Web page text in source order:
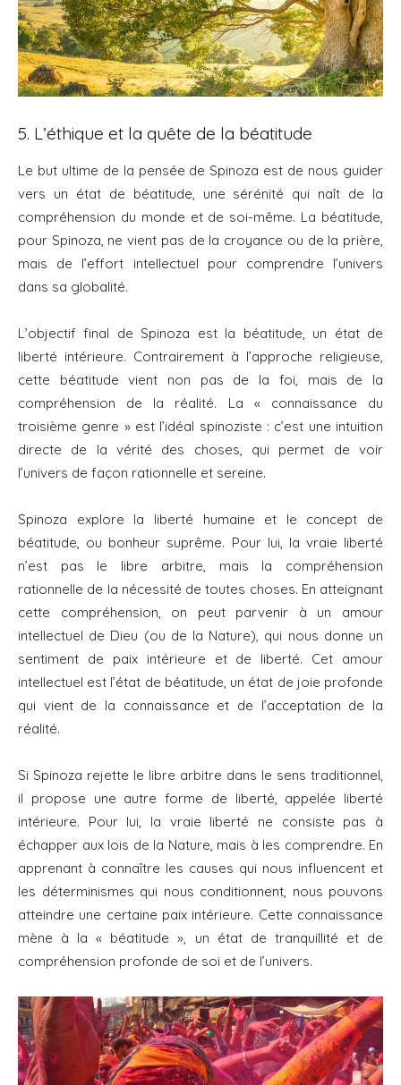
5. L’éthique et la quête de la béatitude
Le but ultime de la pensée de Spinoza est de nous guider
vers un état de béatitude, une sérénité qui naît de la
compréhension du monde et de soi-même. La béatitude,
pour Spinoza, ne vient pas de la croyance ou de la prière,
mais de l’effort intellectuel pour comprendre l’univers
dans sa globalité.
L’objectif final de Spinoza est la béatitude, un état de
liberté intérieure. Contrairement à l’approche religieuse,
cette béatitude vient non pas de la foi, mais de la
compréhension de la réalité. La « connaissance du
troisième genre » est l’idéal spinoziste : c’est une intuition
directe de la vérité des choses, qui permet de voir
l’univers de façon rationnelle et sereine.
Spinoza explore la liberté humaine et le concept de
béatitude, ou bonheur suprême. Pour lui, la vraie liberté
n’est pas le libre arbitre, mais la compréhension
rationnelle de la nécessité de toutes choses. En atteignant
cette compréhension, on peut parvenir à un amour
intellectuel de Dieu (ou de la Nature), qui nous donne un
sentiment de paix intérieure et de liberté. Cet amour
intellectuel est l’état de béatitude, un état de joie profonde
qui vient de la connaissance et de l’acceptation de la
réalité.
Si Spinoza rejette le libre arbitre dans le sens traditionnel,
il propose une autre forme de liberté, appelée liberté
intérieure. Pour lui, la vraie liberté ne consiste pas à
échapper aux lois de la Nature, mais à les comprendre. En
apprenant à connaître les causes qui nous influencent et
les déterminismes qui nous conditionnent, nous pouvons
atteindre une certaine paix intérieure. Cette connaissance
mène à la « béatitude », un état de tranquillité et de
compréhension profonde de soi et de l’univers.